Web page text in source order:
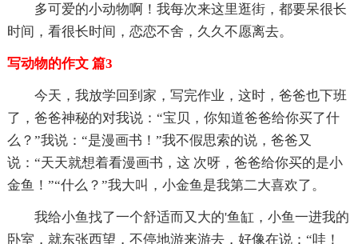
多可爱的小动物啊！我每次来这里逛街，都要呆很长
时间，看很长时间，恋恋不舍，久久不愿离去。
写动物的作文 篇3
今天，我放学回到家，写完作业，这时，爸爸也下班
了，爸爸神秘的对我说：“宝贝，你知道爸爸给你买了什
么？”我说：“是漫画书！”我不假思索的说，爸爸又
说：“天天就想着看漫画书，这 次呀，爸爸给你买的是小
金鱼！”“什么？”我大叫，小金鱼是我第二大喜欢了。
我给小鱼找了一个舒适而又大的'鱼缸，小鱼一进我的
卧室，就东张西望，不停地游来游去，好像在说：“哇！